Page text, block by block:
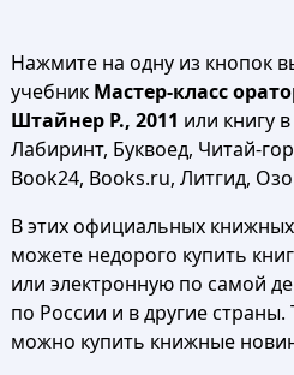
Нажмите на одну из кнопок
учебник Мастер-класс
Штайнер Р., 2011 или книгу
Лабиринт, Буквоед, Читай-
Book24, Books.ru, Литгид,
В этих официальных
можете недорого купить
или электронную по самой
по России и в другие страны.
можно купить книжные